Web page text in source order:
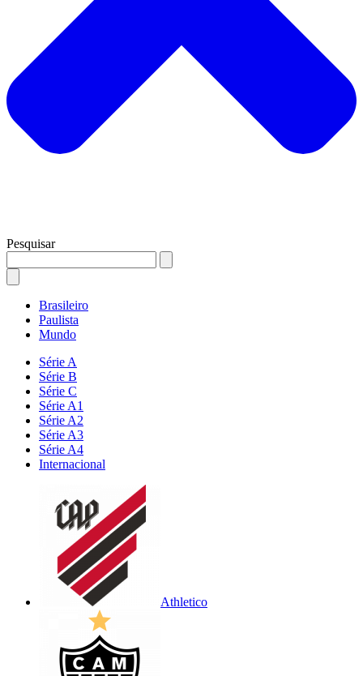
Pesquisar
Brasileiro
Paulista
Mundo
Série A
Série B
Série C
Série A1
Série A2
Série A3
Série A4
Internacional
Athletico